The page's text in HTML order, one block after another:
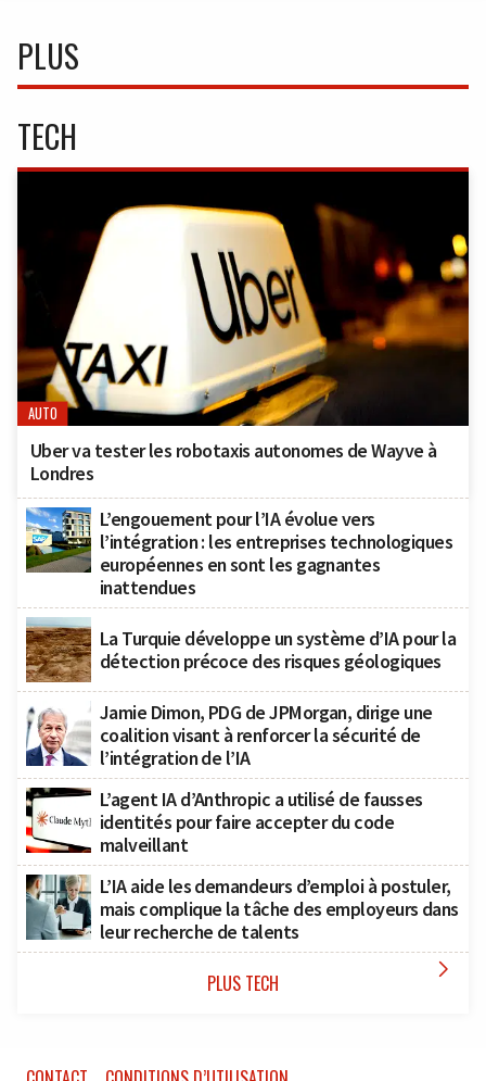
PLUS
TECH
AUTO
Uber va tester les robotaxis autonomes de Wayve à
Londres
L’engouement pour l’IA évolue vers
l’intégration : les entreprises technologiques
européennes en sont les gagnantes
inattendues
La Turquie développe un système d’IA pour la
détection précoce des risques géologiques
Jamie Dimon, PDG de JPMorgan, dirige une
coalition visant à renforcer la sécurité de
l’intégration de l’IA
L’agent IA d’Anthropic a utilisé de fausses
identités pour faire accepter du code
malveillant
L’IA aide les demandeurs d’emploi à postuler,
mais complique la tâche des employeurs dans
leur recherche de talents
PLUS TECH 